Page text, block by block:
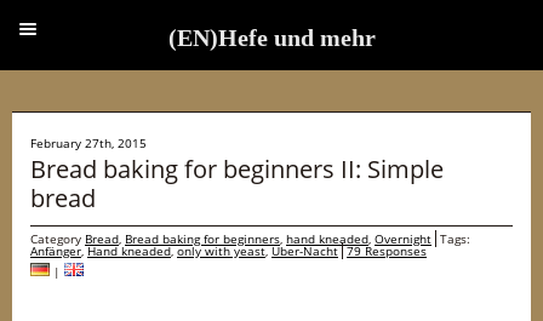
February 27th, 2015
Bread baking for beginners II: Simple
bread
Category Bread, Bread baking for beginners, hand kneaded, Overnight Tags:
Anfänger,Hand kneaded,only with yeast,Über-Nacht 79 Responses
|
(EN)Hefe und mehr
(EN)Hefe und mehr